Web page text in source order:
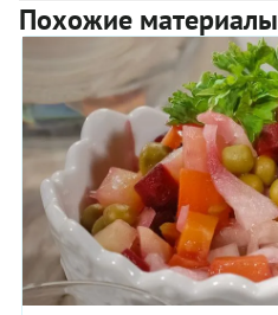
Похожие материалы